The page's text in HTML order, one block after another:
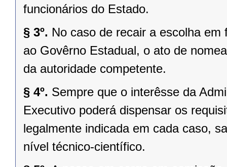
funcionários do Estado.
§ 3º. No caso de recair a escolha
ao Govêrno Estadual, o ato de
da autoridade competente.
§ 4º. Sempre que o interêsse da
Executivo poderá dispensar os
legalmente indicada em cada caso,
nível técnico-científico.